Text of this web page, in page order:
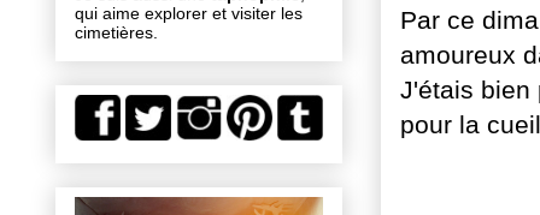
Par ce
amoureux
J'étais bien
pour la
qui aime explorer et visiter les
cimetières.